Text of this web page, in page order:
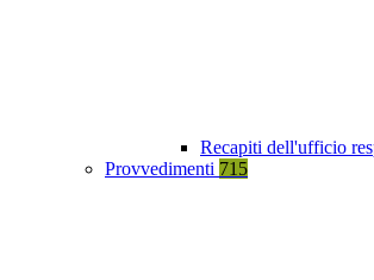
Recapiti dell'ufficio
Provvedimenti 715